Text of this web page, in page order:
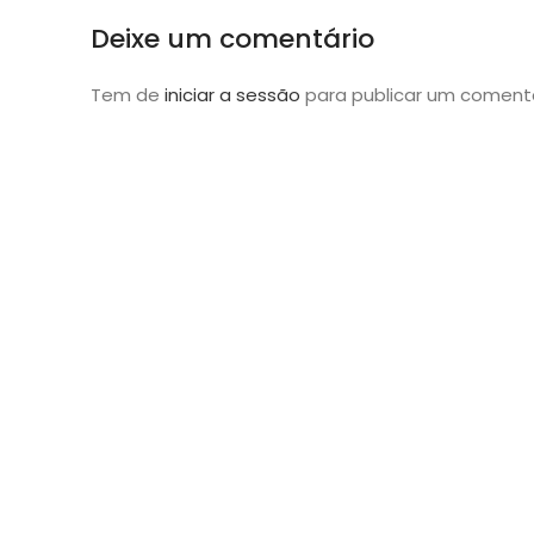
Deixe um comentário
Tem de iniciar a sessão para publicar um